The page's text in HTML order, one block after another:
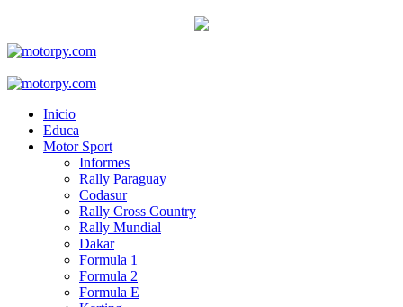
content
Primary
Inicio
Educa
Motor Sport
Informes
Rally Paraguay
Codasur
Rally Cross Country
Rally Mundial
Dakar
Formula 1
Formula 2
Formula E